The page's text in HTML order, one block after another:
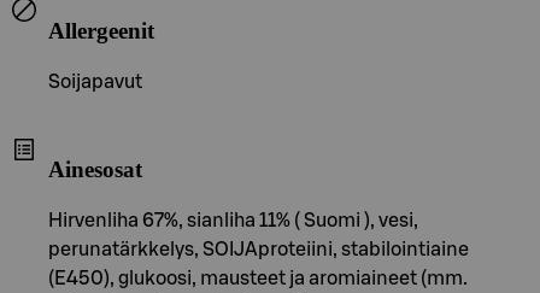
Allergeenit
Soijapavut
Ainesosat
Hirvenliha 67%, sianliha 11% ( Suomi ), vesi,
perunatärkkelys, SOIJAproteiini, stabilointiaine
(E450), glukoosi, mausteet ja aromiaineet (mm.